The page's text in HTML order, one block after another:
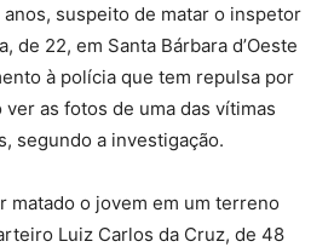
suspeito de matar o inspetor
de 22, em Santa Bárbara d’Oeste
à polícia que tem repulsa por
as fotos de uma das vítimas
segundo a investigação.
matado o jovem em um terreno
Luiz Carlos da Cruz, de 48